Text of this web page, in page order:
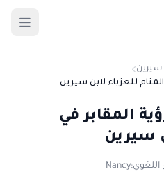
سيرين
للعزباء لابن سيرين
المقابر في
سيرين
اللغوي:Nancy